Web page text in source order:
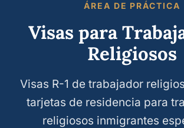
ÁREA DE PRÁCTICA
Visas para
Religiosos
Visas R-1 de trabajador
tarjetas de residencia para
religiosos inmigrantes